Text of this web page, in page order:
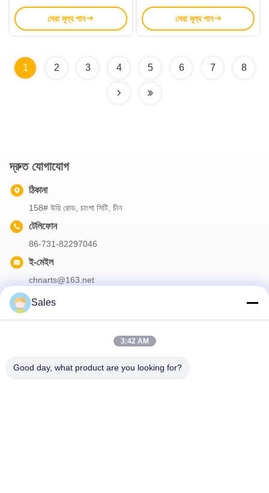
সেরা মূল্য পান
প্যাকেজিং ফুলের দোকান প্যাকেজিং কাগজ
ফুলের তোড়া প্যাকেজিং জন্য অনেক রঙের
সেরা মূল্য পান
1 2 3 4 5 6 7 8
দ্রুত যোগাযোগ
ঠিকানা
158# উয়ি রোড, চাংশা সিটি, চীন
টেলিফোন
86-731-82297046
ই-মেইল
chnarts@163.net
আমাদের নিউজলেটারে সাবস্ক্রাইব করুন এবং আরও অনেক কিছু পেতে পারেন।
Sales
3:42 AM
Good day, what product are you looking for?